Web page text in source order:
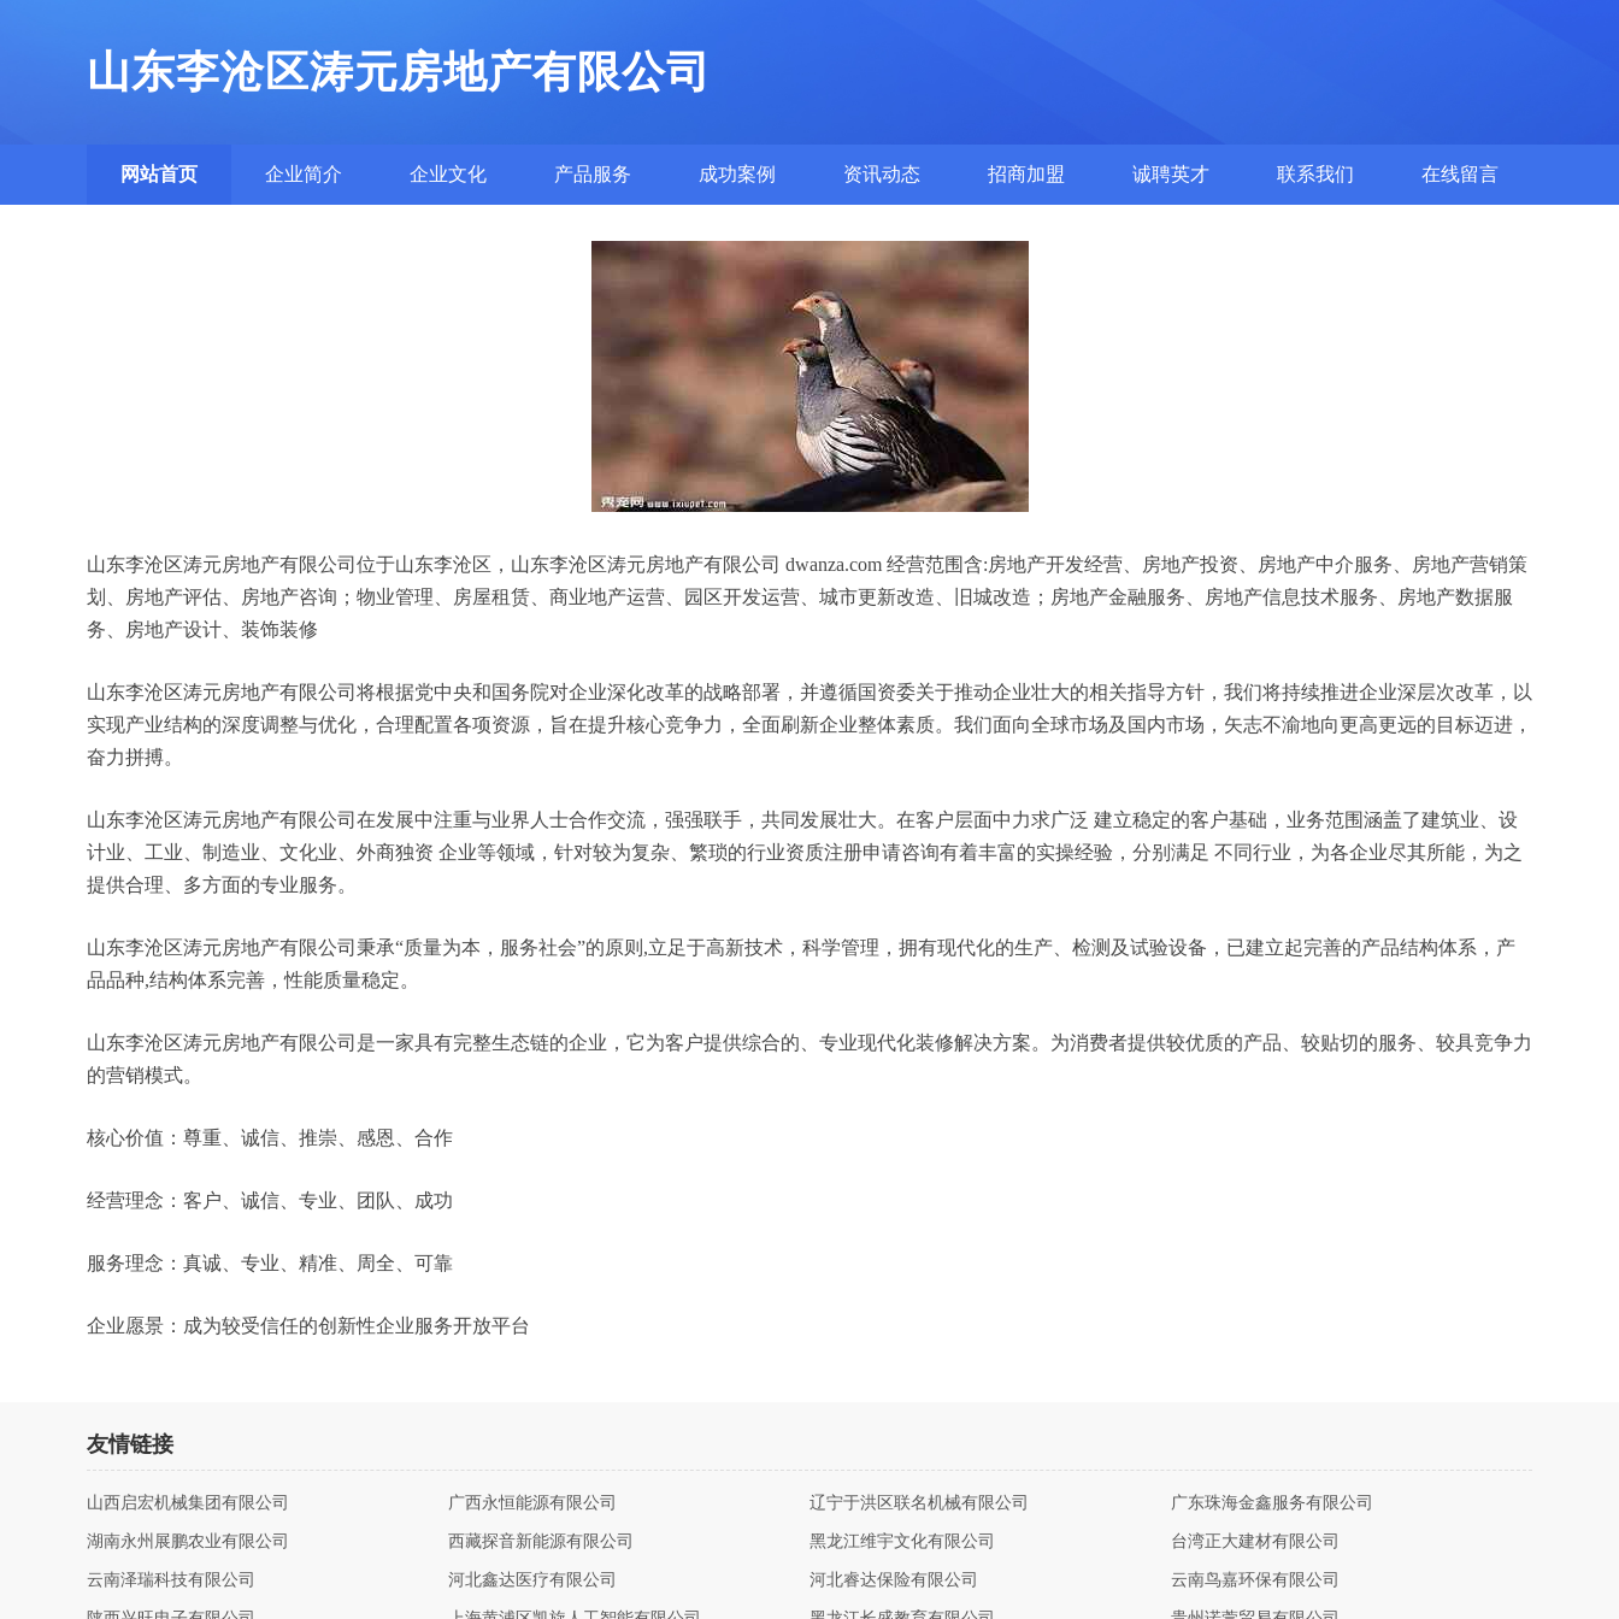
山东李沧区涛元房地产有限公司
网站首页 企业简介 企业文化 产品服务 成功案例 资讯动态 招商加盟 诚聘英才 联系我们 在线留言
山东李沧区涛元房地产有限公司位于山东李沧区，山东李沧区涛元房地产有限公司 dwanza.com 经营范围含:房地产开发经营、房地产投资、房地产中介服务、房地产营销策
划、房地产评估、房地产咨询；物业管理、房屋租赁、商业地产运营、园区开发运营、城市更新改造、旧城改造；房地产金融服务、房地产信息技术服务、房地产数据服
务、房地产设计、装饰装修
山东李沧区涛元房地产有限公司将根据党中央和国务院对企业深化改革的战略部署，并遵循国资委关于推动企业壮大的相关指导方针，我们将持续推进企业深层次改革，以
实现产业结构的深度调整与优化，合理配置各项资源，旨在提升核心竞争力，全面刷新企业整体素质。我们面向全球市场及国内市场，矢志不渝地向更高更远的目标迈进，
奋力拼搏。
山东李沧区涛元房地产有限公司在发展中注重与业界人士合作交流，强强联手，共同发展壮大。在客户层面中力求广泛 建立稳定的客户基础，业务范围涵盖了建筑业、设
计业、工业、制造业、文化业、外商独资 企业等领域，针对较为复杂、繁琐的行业资质注册申请咨询有着丰富的实操经验，分别满足 不同行业，为各企业尽其所能，为之
提供合理、多方面的专业服务。
山东李沧区涛元房地产有限公司秉承“质量为本，服务社会”的原则,立足于高新技术，科学管理，拥有现代化的生产、检测及试验设备，已建立起完善的产品结构体系，产
品品种,结构体系完善，性能质量稳定。
山东李沧区涛元房地产有限公司是一家具有完整生态链的企业，它为客户提供综合的、专业现代化装修解决方案。为消费者提供较优质的产品、较贴切的服务、较具竞争力
的营销模式。
核心价值：尊重、诚信、推崇、感恩、合作
经营理念：客户、诚信、专业、团队、成功
服务理念：真诚、专业、精准、周全、可靠
企业愿景：成为较受信任的创新性企业服务开放平台
友情链接
山西启宏机械集团有限公司 广西永恒能源有限公司 辽宁于洪区联名机械有限公司 广东珠海金鑫服务有限公司
湖南永州展鹏农业有限公司 西藏探音新能源有限公司 黑龙江维宇文化有限公司 台湾正大建材有限公司
云南泽瑞科技有限公司 河北鑫达医疗有限公司 河北睿达保险有限公司 云南鸟嘉环保有限公司